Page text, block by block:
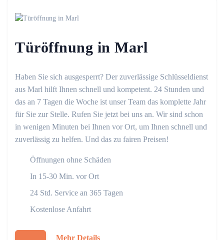
Türöffnung in Marl
Haben Sie sich ausgesperrt? Der zuverlässige Schlüsseldienst
aus Marl hilft Ihnen schnell und kompetent. 24 Stunden und
das an 7 Tagen die Woche ist unser Team das komplette Jahr
für Sie zur Stelle. Rufen Sie jetzt bei uns an. Wir sind schon
in wenigen Minuten bei Ihnen vor Ort, um Ihnen schnell und
zuverlässig zu helfen. Und das zu fairen Preisen!
Öffnungen ohne Schäden
In 15-30 Min. vor Ort
24 Std. Service an 365 Tagen
Kostenlose Anfahrt
Mehr Details